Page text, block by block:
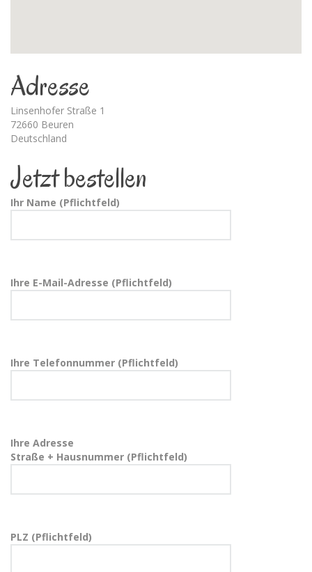
Adresse
Linsenhofer Straße 1
72660 Beuren
Deutschland
Jetzt bestellen
Ihr Name (Pflichtfeld)
Ihre E-Mail-Adresse (Pflichtfeld)
Ihre Telefonnummer (Pflichtfeld)
Ihre Adresse
Straße + Hausnummer (Pflichtfeld)
PLZ (Pflichtfeld)